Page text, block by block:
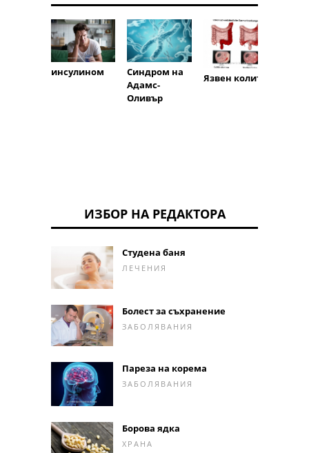
инсулином
Синдром на
Адамс-
Оливър
Язвен колит
ИЗБОР НА РЕДАКТОРА
Студена баня
ЛЕЧЕНИЯ
Болест за съхранение
ЗАБОЛЯВАНИЯ
Пареза на корема
ЗАБОЛЯВАНИЯ
Борова ядка
ХРАНА